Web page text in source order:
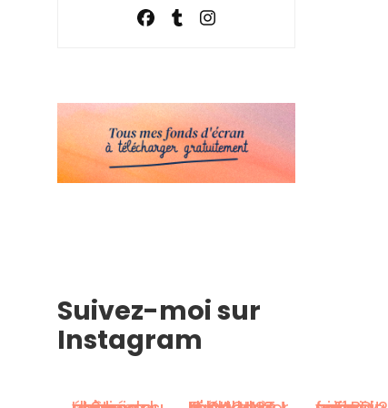
Suivez-moi sur
Instagram